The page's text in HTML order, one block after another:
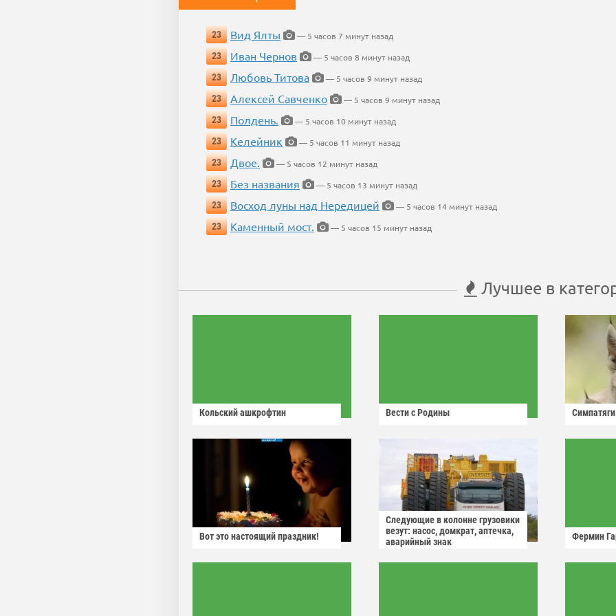
23 Вид Ялты
— 5 часов 7 минут назад
23
Иван Чернов
— 5 часов 8 минут назад
23
Любовь Титова
— 5 часов 9 минут назад
23
Алексей Савченко
— 5 часов 9 минут назад
23
Полдень.
— 5 часов 10 минут назад
23
Келейник
— 5 часов 11 минут назад
23
Двое.
— 5 часов 12 минут назад
23
Без названия
— 5 часов 13 минут назад
23
Восход луны над Нередицей
— 5 часов 14 минут назад
23
Каменный мост. — 5 часов 15 минут назад
Лучшее в
Кольский ашкрофтин Вести с Родины Симпатяги
Вот это настоящий праздник!
Следующие в колонне грузовики
везут: насос, домкрат, аптечка,
аварийный знак
Фермин